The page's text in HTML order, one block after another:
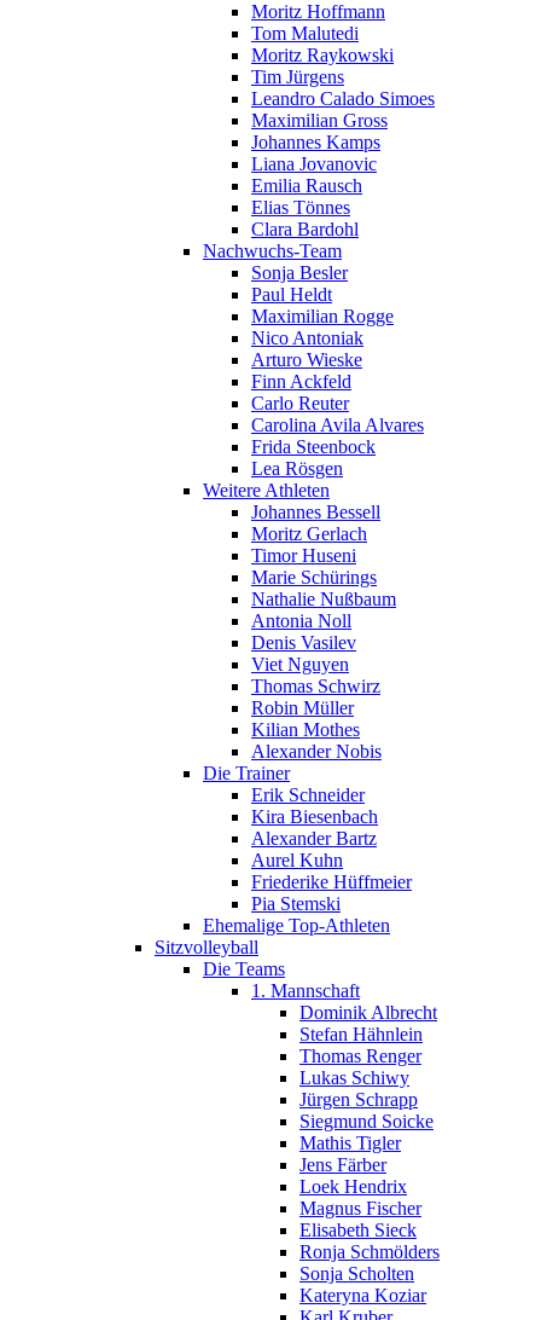
Moritz Hoffmann
Tom Malutedi
Moritz Raykowski
Tim Jürgens
Leandro Calado Simoes
Maximilian Gross
Johannes Kamps
Liana Jovanovic
Emilia Rausch
Elias Tönnes
Clara Bardohl
Nachwuchs-Team
Sonja Besler
Paul Heldt
Maximilian Rogge
Nico Antoniak
Arturo Wieske
Finn Ackfeld
Carlo Reuter
Carolina Avila Alvares
Frida Steenbock
Lea Rösgen
Weitere Athleten
Johannes Bessell
Moritz Gerlach
Timor Huseni
Marie Schürings
Nathalie Nußbaum
Antonia Noll
Denis Vasilev
Viet Nguyen
Thomas Schwirz
Robin Müller
Kilian Mothes
Alexander Nobis
Die Trainer
Erik Schneider
Kira Biesenbach
Alexander Bartz
Aurel Kuhn
Friederike Hüffmeier
Pia Stemski
Ehemalige Top-Athleten
Sitzvolleyball
Die Teams
1. Mannschaft
Dominik Albrecht
Stefan Hähnlein
Thomas Renger
Lukas Schiwy
Jürgen Schrapp
Siegmund Soicke
Mathis Tigler
Jens Färber
Loek Hendrix
Magnus Fischer
Elisabeth Sieck
Ronja Schmölders
Sonja Scholten
Kateryna Koziar